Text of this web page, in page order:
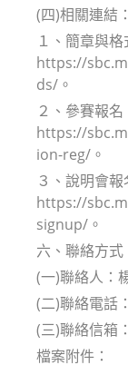
(四)相關連結：
１、簡章與格
https://
ds/。
２、參賽報名
https://
ion-reg/。
３、說明會報
https://
signup/。
六、聯絡方式
(一)聯絡人：
(二)聯絡電話
(三)聯絡信箱
檔案附件：